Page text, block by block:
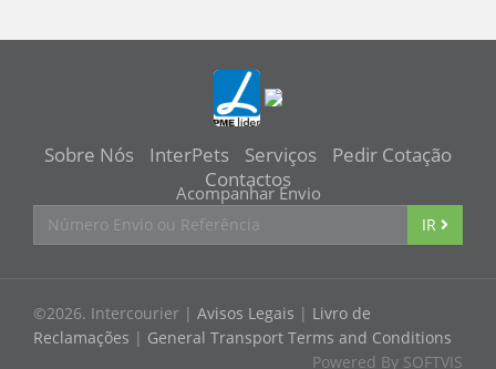
Sobre Nós InterPets Serviços Pedir Cotação
Contactos
Acompanhar Envio
IR
©2026. Intercourier | Avisos Legais | Livro de
Reclamações | General Transport Terms and Conditions
Powered By SOFTVIS